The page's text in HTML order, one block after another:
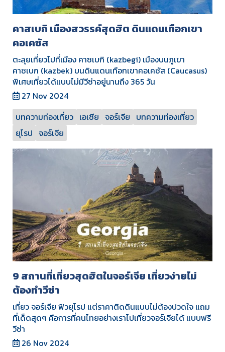
คาสเบกิ เมืองสวรรค์สุดฮิต ดินแดนเทือกเขา
คอเคซัส
ตะลุยเที่ยวไปที่เมือง คาซเบกิ (kazbegi) เมืองบนภูเขา
คาซเบก (kazbek) บนดินแดนเทือกเขาคอเคซัส (Caucasus)
พิเศษเที่ยวได้แบบไม่มีวีซ่าอยู่นานถึง 365 วัน
27 Nov 2024
บทความท่องเที่ยว เอเชีย จอร์เจีย บทความท่องเที่ยว
ยุโรป จอร์เจีย
9 สถานที่เที่ยวสุดฮิตในจอร์เจีย เที่ยวง่ายไม่
ต้องทำวีซ่า
เที่ยว จอร์เจีย ฟิวยุโรป แต่ราคาติดดินแบบไม่ต้องปวดใจ แถม
ที่เด็ดสุดๆ คือการที่คนไทยอย่างเราไปเที่ยวจอร์เจียได้ แบบฟรี
วีซ่า
26 Nov 2024